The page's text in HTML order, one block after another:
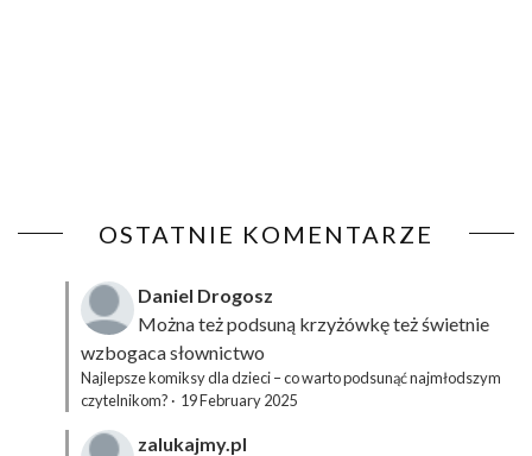
OSTATNIE KOMENTARZE
Daniel Drogosz
Można też podsuną krzyżówkęteż świetnie
wzbogaca słownictwo
Najlepsze komiksy dla dzieci – co warto podsunąć najmłodszym
czytelnikom? · 19 February 2025
zalukajmy.pl